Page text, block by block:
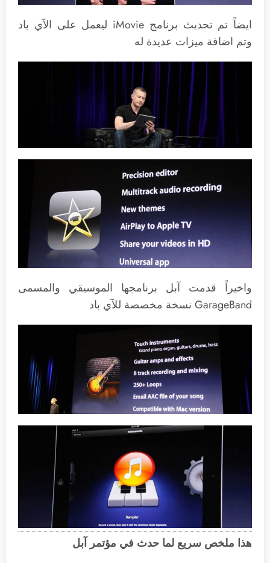
ايضاً تم تحديث برنامج iMovie ليعمل على الآي باد
وتم اضافة ميزات عديدة له
واخيراً قدمت آبل برنامجها الموسيقي والمسمى
GarageBand نسخة مخصصة للآي باد
هذا ملخص سريع لما حدث في مؤتمر آبل